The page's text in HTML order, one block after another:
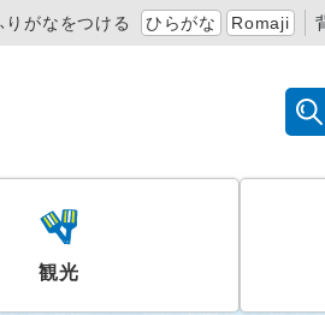
りがなをつける ひらがな Romaji
観光